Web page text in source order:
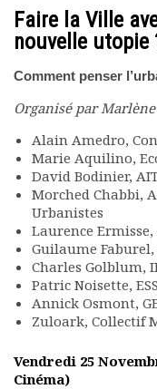
Le bureau
Statuts de
Vie de l’association
Calendrier des
Comptes rendus
Rapports moraux
Rapports financiers
Nous rejoindre
Le bulletin
Présentation du
Comité de rédaction
Bulletins Villes en
développement
Kiosk
Nos actions
Podcast-AdP
Faire la Ville
nouvelle utopie
Comment penser
Organisé par
Alain Amedro,
Marie Aquilino,
David Bodinier,
Morched Chabbi,
Urbanistes
Laurence
Guilaume
Charles Golblum,
Patric Noisette,
Annick Osmont,
Zuloark, Collectif
Vendredi 25
Cinéma)